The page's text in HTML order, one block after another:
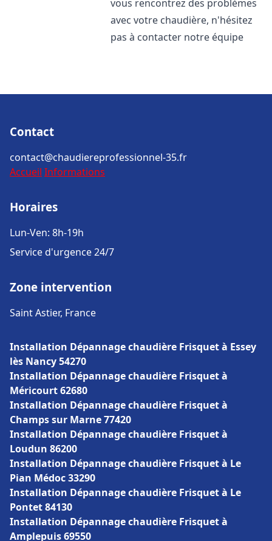
vous rencontrez des problèmes
avec votre chaudière, n'hésitez
pas à contacter notre équipe
Contact
contact@chaudiereprofessionnel-35.fr
Accueil Informations
Horaires
Lun-Ven: 8h-19h
Service d'urgence 24/7
Zone intervention
Saint Astier, France
Installation Dépannage chaudière Frisquet à Essey
lès Nancy 54270
Installation Dépannage chaudière Frisquet à
Méricourt 62680
Installation Dépannage chaudière Frisquet à
Champs sur Marne 77420
Installation Dépannage chaudière Frisquet à
Loudun 86200
Installation Dépannage chaudière Frisquet à Le
Pian Médoc 33290
Installation Dépannage chaudière Frisquet à Le
Pontet 84130
Installation Dépannage chaudière Frisquet à
Amplepuis 69550